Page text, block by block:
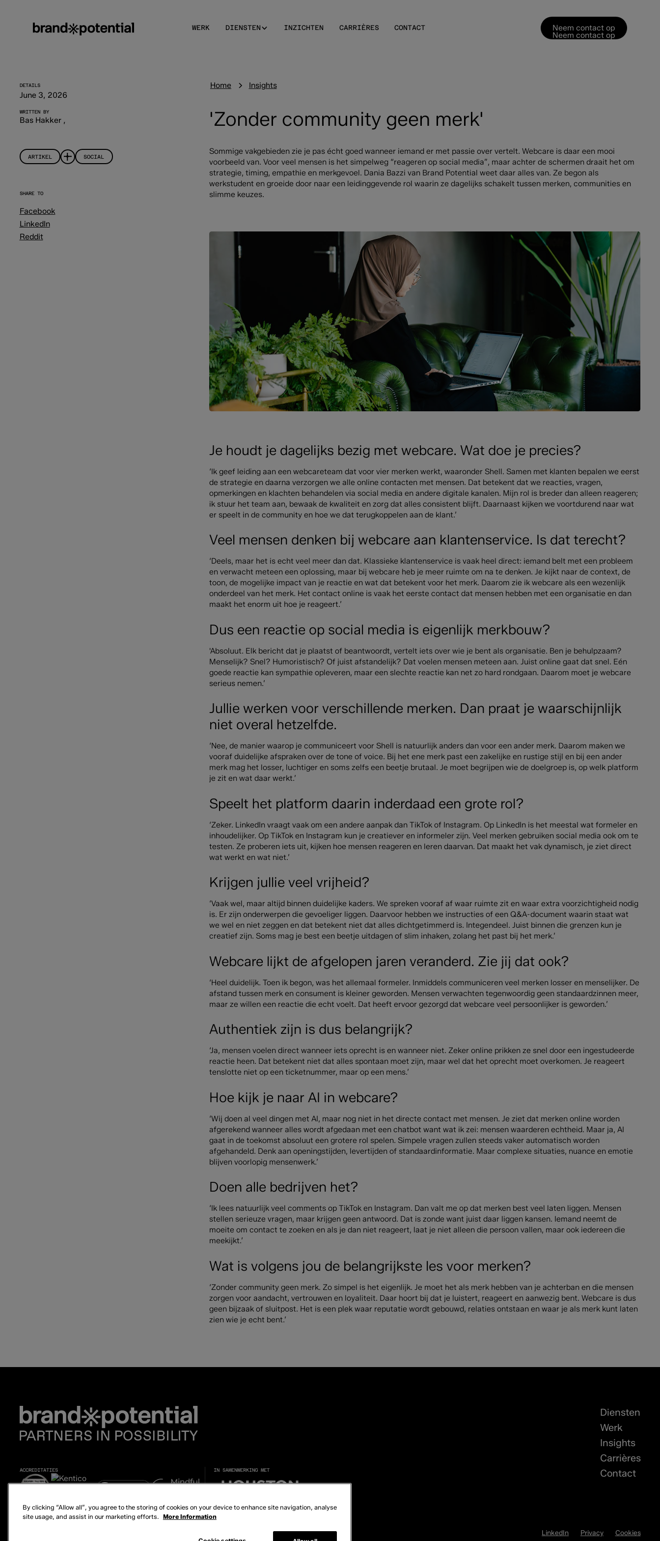
WERK DIENSTEN INZICHTEN CARRIÈRES CONTACT Neem contact op
Neem contact op
Home Insights
'Zonder community geen merk'
Sommige vakgebieden zie je pas écht goed wanneer iemand er met passie over vertelt. Webcare is daar een mooi
voorbeeld van. Voor veel mensen is het simpelweg “reageren op social media”, maar achter de schermen draait het om
strategie, timing, empathie en merkgevoel. Dania Bazzi van Brand Potential weet daar alles van. Ze begon als
werkstudent en groeide door naar een leidinggevende rol waarin ze dagelijks schakelt tussen merken, communities en
slimme keuzes.
Je houdt je dagelijks bezig met webcare. Wat doe je precies?
‘Ik geef leiding aan een webcareteam dat voor vier merken werkt, waaronder Shell. Samen met klanten bepalen we eerst
de strategie en daarna verzorgen we alle online contacten met mensen. Dat betekent dat we reacties, vragen,
opmerkingen en klachten behandelen via social media en andere digitale kanalen. Mijn rol is breder dan alleen reageren;
ik stuur het team aan, bewaak de kwaliteit en zorg dat alles consistent blijft. Daarnaast kijken we voortdurend naar wat
er speelt in de community en hoe we dat terugkoppelen aan de klant.’
Veel mensen denken bij webcare aan klantenservice. Is dat terecht?
‘Deels, maar het is echt veel meer dan dat. Klassieke klantenservice is vaak heel direct: iemand belt met een probleem
en verwacht meteen een oplossing, maar bij webcare heb je meer ruimte om na te denken. Je kijkt naar de context, de
toon, de mogelijke impact van je reactie en wat dat betekent voor het merk. Daarom zie ik webcare als een wezenlijk
onderdeel van het merk. Het contact online is vaak het eerste contact dat mensen hebben met een organisatie en dan
maakt het enorm uit hoe je reageert.’
Dus een reactie op social media is eigenlijk merkbouw?
'Absoluut. Elk bericht dat je plaatst of beantwoordt, vertelt iets over wie je bent als organisatie. Ben je behulpzaam?
Menselijk? Snel? Humoristisch? Of juist afstandelijk? Dat voelen mensen meteen aan. Juist online gaat dat snel. Eén
goede reactie kan sympathie opleveren, maar een slechte reactie kan net zo hard rondgaan. Daarom moet je webcare
serieus nemen.’
Jullie werken voor verschillende merken. Dan praat je waarschijnlijk
niet overal hetzelfde.
‘Nee, de manier waarop je communiceert voor Shell is natuurlijk anders dan voor een ander merk. Daarom maken we
vooraf duidelijke afspraken over de tone of voice. Bij het ene merk past een zakelijke en rustige stijl en bij een ander
merk mag het losser, luchtiger en soms zelfs een beetje brutaal. Je moet begrijpen wie de doelgroep is, op welk platform
je zit en wat daar werkt.’
Speelt het platform daarin inderdaad een grote rol?
‘Zeker. LinkedIn vraagt vaak om een andere aanpak dan TikTok of Instagram. Op LinkedIn is het meestal wat formeler en
inhoudelijker. Op TikTok en Instagram kun je creatiever en informeler zijn. Veel merken gebruiken social media ook om te
testen. Ze proberen iets uit, kijken hoe mensen reageren en leren daarvan. Dat maakt het vak dynamisch, je ziet direct
wat werkt en wat niet.’
Krijgen jullie veel vrijheid?
‘Vaak wel, maar altijd binnen duidelijke kaders. We spreken vooraf af waar ruimte zit en waar extra voorzichtigheid nodig
is. Er zijn onderwerpen die gevoeliger liggen. Daarvoor hebben we instructies of een Q&A-document waarin staat wat
we wel en niet zeggen en dat betekent niet dat alles dichtgetimmerd is. Integendeel. Juist binnen die grenzen kun je
creatief zijn. Soms mag je best een beetje uitdagen of slim inhaken, zolang het past bij het merk.’
Webcare lijkt de afgelopen jaren veranderd. Zie jij dat ook?
‘Heel duidelijk. Toen ik begon, was het allemaal formeler. Inmiddels communiceren veel merken losser en menselijker. De
afstand tussen merk en consument is kleiner geworden. Mensen verwachten tegenwoordig geen standaardzinnen meer,
maar ze willen een reactie die echt voelt. Dat heeft ervoor gezorgd dat webcare veel persoonlijker is geworden.’
Authentiek zijn is dus belangrijk?
‘Ja, mensen voelen direct wanneer iets oprecht is en wanneer niet. Zeker online prikken ze snel door een ingestudeerde
reactie heen. Dat betekent niet dat alles spontaan moet zijn, maar wel dat het oprecht moet overkomen. Je reageert
tenslotte niet op een ticketnummer, maar op een mens.’
Hoe kijk je naar AI in webcare?
‘Wij doen al veel dingen met AI, maar nog niet in het directe contact met mensen. Je ziet dat merken online worden
afgerekend wanneer alles wordt afgedaan met een chatbot want wat ik zei: mensen waarderen echtheid. Maar ja, AI
gaat in de toekomst absoluut een grotere rol spelen. Simpele vragen zullen steeds vaker automatisch worden
afgehandeld. Denk aan openingstijden, levertijden of standaardinformatie. Maar complexe situaties, nuance en emotie
blijven voorlopig mensenwerk.’
Doen alle bedrijven het?
‘Ik lees natuurlijk veel comments op TikTok en Instagram. Dan valt me op dat merken best veel laten liggen. Mensen
stellen serieuze vragen, maar krijgen geen antwoord. Dat is zonde want juist daar liggen kansen. Iemand neemt de
moeite om contact te zoeken en als je dan niet reageert, laat je niet alleen die persoon vallen, maar ook iedereen die
meekijkt.’
Wat is volgens jou de belangrijkste les voor merken?
‘Zonder community geen merk. Zo simpel is het eigenlijk. Je moet het als merk hebben van je achterban en die mensen
zorgen voor aandacht, vertrouwen en loyaliteit. Daar hoort bij dat je luistert, reageert en aanwezig bent. Webcare is dus
geen bijzaak of sluitpost. Het is een plek waar reputatie wordt gebouwd, relaties ontstaan en waar je als merk kunt laten
zien wie je echt bent.’
DETAILS
June 3, 2026
WRITTEN BY
Bas Hakker ,
ARTIKEL SOCIAL
SHARE TO
Facebook
LinkedIn
Reddit
ACCREDITATIES IN SAMENWERKING MET
Diensten
Werk
Insights
Carrières
Contact
LinkedIn Privacy Cookies
By clicking “Allow all”, you agree to the storing of cookies on your device to enhance site navigation, analyse
site usage, and assist in our marketing efforts. More Information